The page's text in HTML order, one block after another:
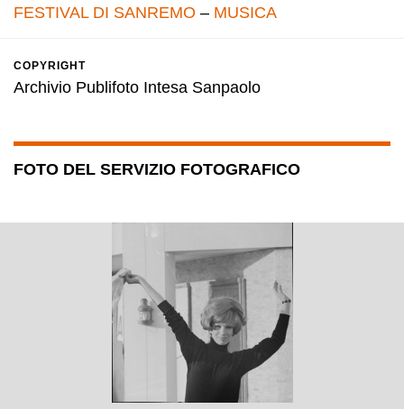
FESTIVAL DI SANREMO – MUSICA
COPYRIGHT
Archivio Publifoto Intesa Sanpaolo
FOTO DEL SERVIZIO FOTOGRAFICO